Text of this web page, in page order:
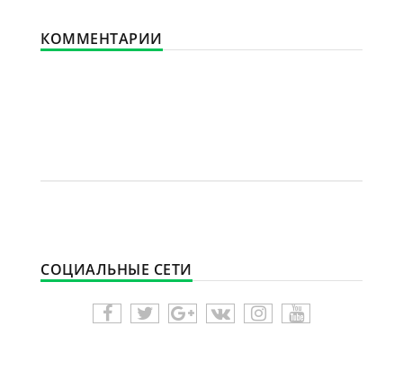
КОММЕНТАРИИ
СОЦИАЛЬНЫЕ СЕТИ